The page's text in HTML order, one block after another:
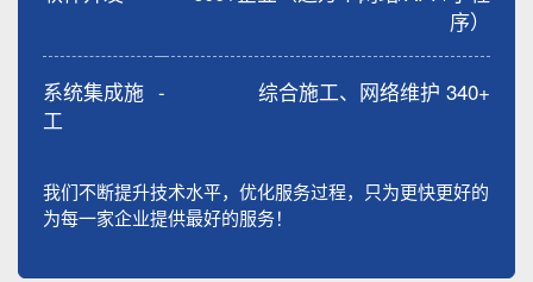
序）
系统集成施
工
- 综合施工、网络维护 340+
我们不断提升技术水平，优化服务过程，只为更快更好的
为每一家企业提供最好的服务！